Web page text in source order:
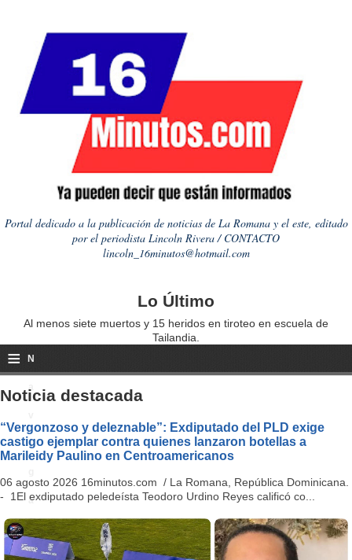
Portal dedicado a la publicación de noticias de La Romana y el este, editado
por el periodista Lincoln Rivera / CONTACTO
lincoln_16minutos@hotmail.com
Lo Último
Al menos siete muertos y 15 heridos en tiroteo en escuela de
Tailandia.
≡ N
a
i
a
ti
o
Noticia destacada
“Vergonzoso y deleznable”: Exdiputado del PLD exige
castigo ejemplar contra quienes lanzaron botellas a
Marileidy Paulino en Centroamericanos
06 agosto 2026 16minutos.com / La Romana, República Dominicana.
- 1El exdiputado peledeísta Teodoro Urdino Reyes calificó co...